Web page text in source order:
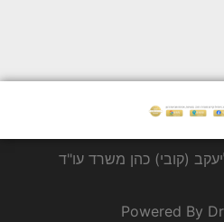
(קובי) כהן משרד עו"ד
Powered By